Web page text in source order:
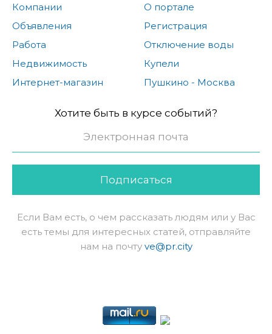
Компании
Объявления
Работа
Недвижимость
Интернет-магазин
О портале
Регистрация
Отключение воды
Купели
Пушкино - Москва
Хотите быть в курсе событий?
Подписаться
Если Вам есть, о чем рассказать людям или у Вас
есть темы для интересных статей, отправляйте
нам на почту ve@pr.city